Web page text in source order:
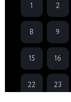
1 2
8 9
15 16
22 23